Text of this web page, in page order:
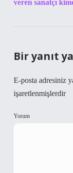
veren sanatçı
Bir yanıt
E-posta adresiniz
işaretlenmişlerdir
Yorum